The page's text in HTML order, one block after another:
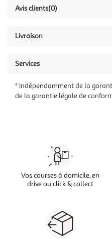
Avis clients(0)
Livraison
Services
* Indépendamment de la
de la garantie légale de
Vos courses à domicile, en
drive ou click & collect